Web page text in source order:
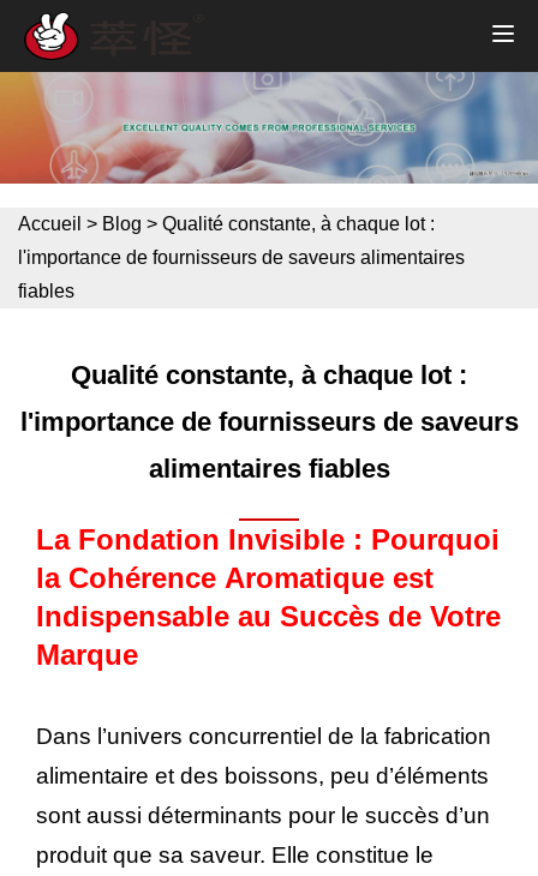
Accueil > Blog > Qualité constante, à chaque lot :
l'importance de fournisseurs de saveurs alimentaires
fiables
Qualité constante, à chaque lot :
l'importance de fournisseurs de saveurs
alimentaires fiables
La Fondation Invisible : Pourquoi
la Cohérence Aromatique est
Indispensable au Succès de Votre
Marque
Dans l’univers concurrentiel de la fabrication
alimentaire et des boissons, peu d’éléments
sont aussi déterminants pour le succès d’un
produit que sa saveur. Elle constitue le